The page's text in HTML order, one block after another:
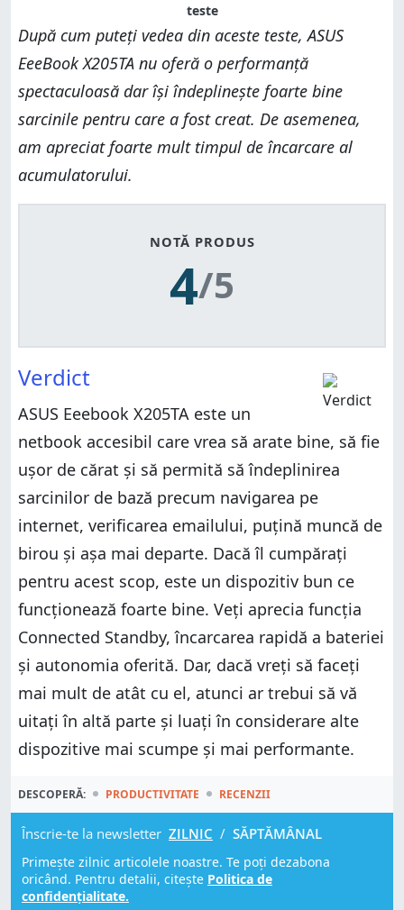
teste
După cum puteți vedea din aceste teste, ASUS
EeeBook X205TA nu oferă o performanță
spectaculoasă dar își îndeplinește foarte bine
sarcinile pentru care a fost creat. De asemenea,
am apreciat foarte mult timpul de încarcare al
acumulatorului.
NOTĂ PRODUS
4/5
Verdict
ASUS Eeebook X205TA este un
netbook accesibil care vrea să arate bine, să fie
ușor de cărat și să permită să îndeplinirea
sarcinilor de bază precum navigarea pe
internet, verificarea emailului, puțină muncă de
birou și așa mai departe. Dacă îl cumpărați
pentru acest scop, este un dispozitiv bun ce
funcționează foarte bine. Veți aprecia funcția
Connected Standby, încarcarea rapidă a bateriei
și autonomia oferită. Dar, dacă vreți să faceți
mai mult de atât cu el, atunci ar trebui să vă
uitați în altă parte și luați în considerare alte
dispozitive mai scumpe și mai performante.
DESCOPERĂ: PRODUCTIVITATE RECENZII
Înscrie-te la newsletter ZILNIC / SĂPTĂMÂNAL
Primește zilnic articolele noastre. Te poți dezabona
oricând. Pentru detalii, citește Politica de
confidențialitate.